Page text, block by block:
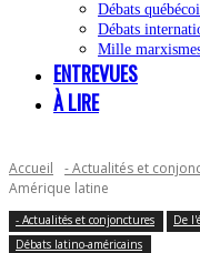
Débats
Débats
Mille
ENTREVUES
À LIRE
Accueil - Actualités et
Amérique latine
- Actualités et conjonctures
De
Débats latino-américains